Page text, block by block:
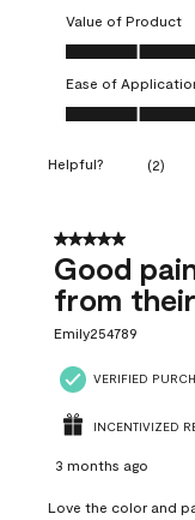
Value of Product
Value of Product,
Ease of
Ease of
Helpful? (2)
5 out of 5 stars.
Good
from
Emily254789
VERIFIED
INCENTIVIZED
3 months ago
Love the color and